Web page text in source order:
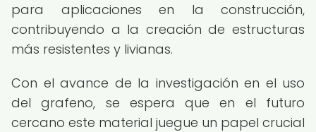
para aplicaciones en la construcción,
contribuyendo a la creación de estructuras
más resistentes y livianas.
Con el avance de la investigación en el uso
del grafeno, se espera que en el futuro
cercano este material juegue un papel crucial